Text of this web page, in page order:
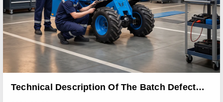
Technical Description Of The Batch Defect